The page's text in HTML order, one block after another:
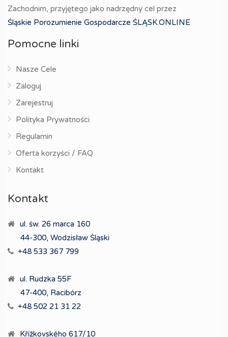
Zachodnim, przyjętego jako nadrzędny cel przez
Śląskie Porozumienie Gospodarcze ŚLĄSK.ONLINE
Pomocne linki
Nasze Cele
Zaloguj
Zarejestruj
Polityka Prywatności
Regulamin
Oferta korzyści / FAQ
Kontakt
Kontakt
ul. św. 26 marca 160
44-300, Wodzisław Śląski
+48 533 367 799
ul. Rudzka 55F
47-400, Racibórz
+48 502 21 31 22
Křížkovského 617/10